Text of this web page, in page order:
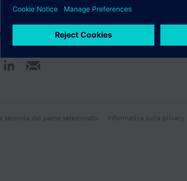
del paese selezionato. Informativa sulla privacy